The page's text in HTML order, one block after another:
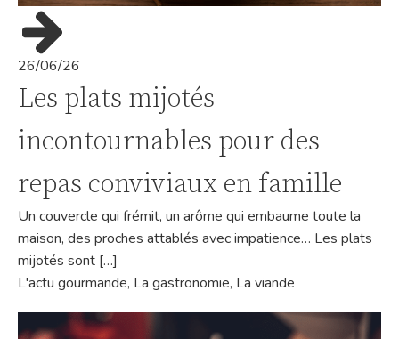
26/06/26
Les plats mijotés
incontournables pour des
repas conviviaux en famille
Un couvercle qui frémit, un arôme qui embaume toute la
maison, des proches attablés avec impatience… Les plats
mijotés sont […]
L'actu gourmande, La gastronomie, La viande